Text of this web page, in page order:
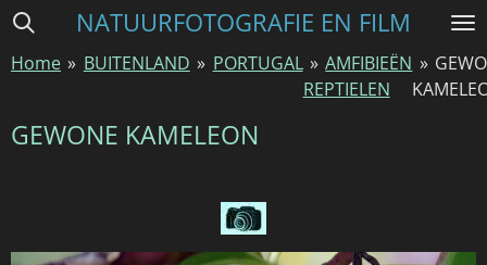
Ga
naar
hoofdinhoud
NATUURFOTOGRAFIE EN FILM
Home » BUITENLAND » PORTUGAL » AMFIBIEËN
REPTIELEN
»
GEWONE KAMELEON